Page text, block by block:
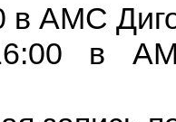
в АМС
в АМС